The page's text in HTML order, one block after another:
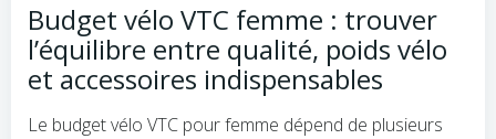
Budget vélo VTC femme : trouver
l’équilibre entre qualité, poids vélo
et accessoires indispensables
Le budget vélo VTC pour femme dépend de plusieurs